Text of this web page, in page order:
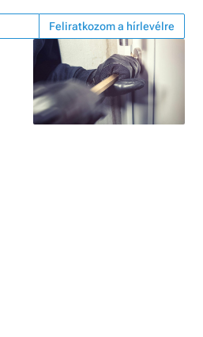
Feliratkozom a hírlevélre